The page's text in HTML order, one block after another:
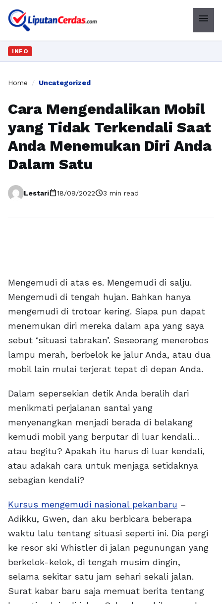
menu
INFO
Home / Uncategorized
Cara Mengendalikan Mobil
yang Tidak Terkendali Saat
Anda Menemukan Diri Anda
Dalam Satu
Lestaricalendar_today18/09/2022schedule3 min read
Mengemudi di atas es. Mengemudi di salju.
Mengemudi di tengah hujan. Bahkan hanya
mengemudi di trotoar kering. Siapa pun dapat
menemukan diri mereka dalam apa yang saya
sebut ‘situasi tabrakan’. Seseorang menerobos
lampu merah, berbelok ke jalur Anda, atau dua
mobil lain mulai terjerat tepat di depan Anda.
Dalam sepersekian detik Anda beralih dari
menikmati perjalanan santai yang
menyenangkan menjadi berada di belakang
kemudi mobil yang berputar di luar kendali…
atau begitu? Apakah itu harus di luar kendali,
atau adakah cara untuk menjaga setidaknya
sebagian kendali?
Kursus mengemudi nasional pekanbaru –
Adikku, Gwen, dan aku berbicara beberapa
waktu lalu tentang situasi seperti ini. Dia pergi
ke resor ski Whistler di jalan pegunungan yang
berkelok-kelok, di tengah musim dingin,
selama sekitar satu jam sehari sekali jalan.
Surat kabar baru saja memuat berita tentang